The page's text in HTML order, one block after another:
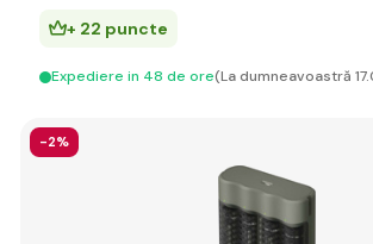
+ 22 puncte
Expediere in 48 de ore(La dumneavoastră
-2%